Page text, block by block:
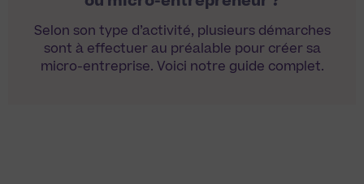
Selon son type d’activité, plusieurs démarches
sont à effectuer au préalable pour créer sa
micro-entreprise. Voici notre guide complet.